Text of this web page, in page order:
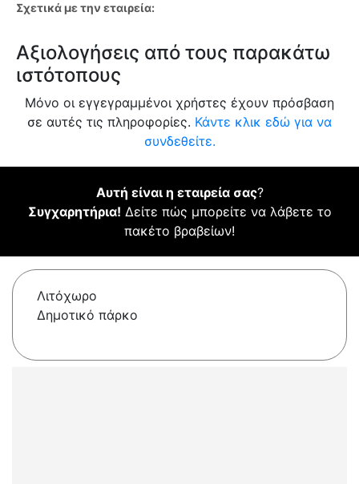
Σχετικά με την εταιρεία:
Αξιολογήσεις από τους παρακάτω
ιστότοπους
Μόνο οι εγγεγραμμένοι χρήστες έχουν πρόσβαση
σε αυτές τις πληροφορίες. Κάντε κλικ εδώ για να
συνδεθείτε.
Αυτή είναι η εταιρεία σας?
Συγχαρητήρια! Δείτε πώς μπορείτε να λάβετε το
πακέτο βραβείων!
Λιτόχωρο
Δημοτικό πάρκο